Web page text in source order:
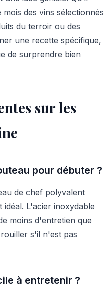
des vins sélectionnés
du terroir ou des
une recette spécifique,
de surprendre bien
sur les
pour débuter ?
de chef polyvalent
idéal. L'acier inoxydable
moins d'entretien que
s'il n'est pas
à entretenir ?